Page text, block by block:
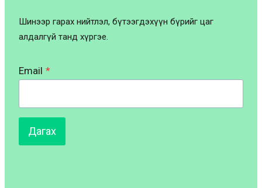
Шинээр гарах нийтлэл, бүтээгдэхүүн бүрийг цаг
алдалгүй танд хүргэе.
Email *
Дагах